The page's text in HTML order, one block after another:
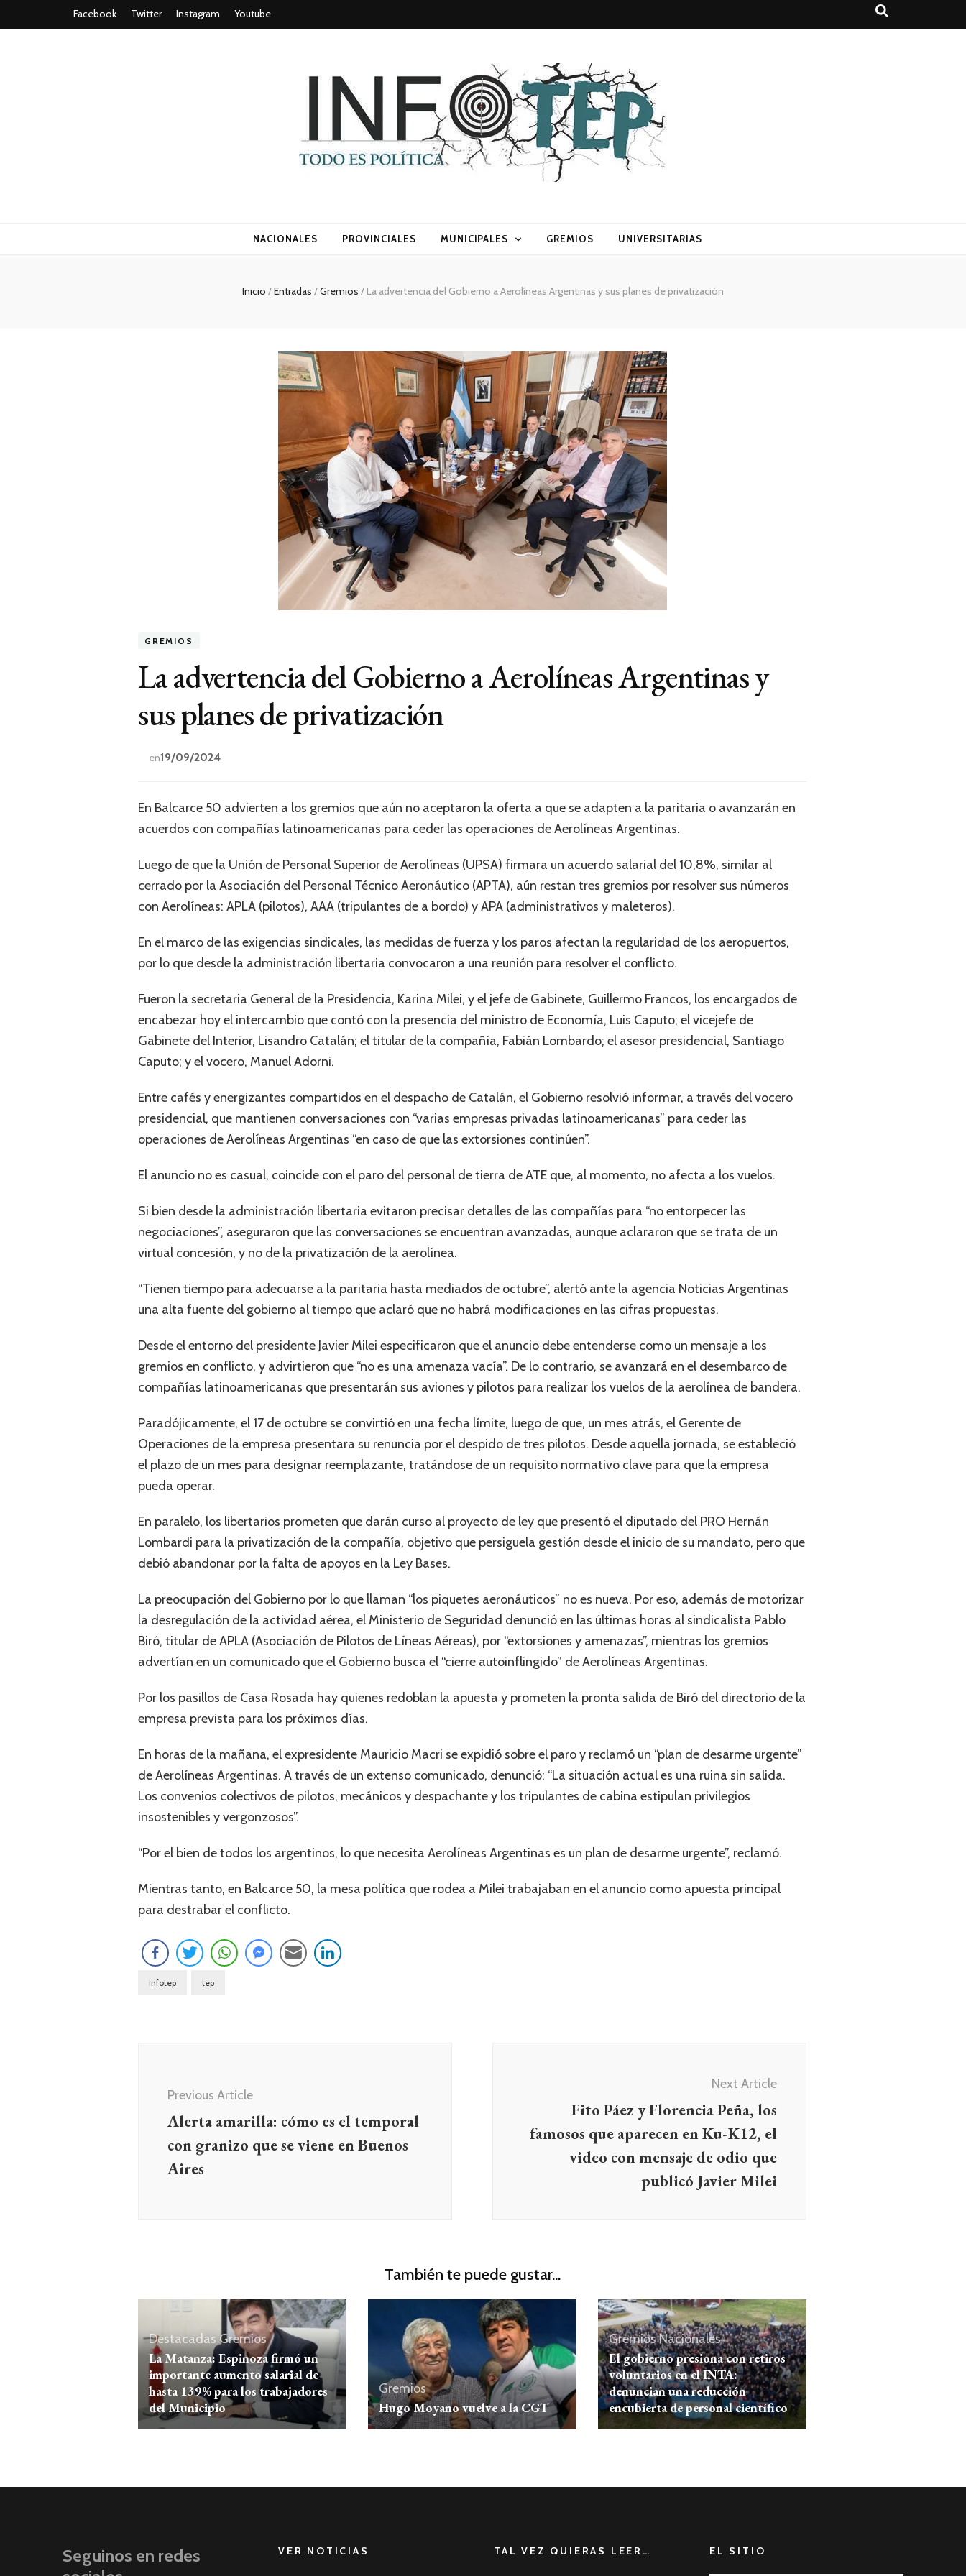
Facebook Twitter Instagram Youtube
Todo es (rosca) política
NACIONALES PROVINCIALES MUNICIPALES GREMIOS UNIVERSITARIAS
Inicio /Entradas /Gremios / La advertencia del Gobierno a Aerolíneas Argentinas y sus planes de privatización
GREMIOS
La advertencia del Gobierno a Aerolíneas Argentinas y
sus planes de privatización
en19/09/2024
En Balcarce 50 advierten a los gremios que aún no aceptaron la oferta a que se adapten a la paritaria o avanzarán en
acuerdos con compañías latinoamericanas para ceder las operaciones de Aerolíneas Argentinas.
Luego de que la Unión de Personal Superior de Aerolíneas (UPSA) firmara un acuerdo salarial del 10,8%, similar al
cerrado por la Asociación del Personal Técnico Aeronáutico (APTA), aún restan tres gremios por resolver sus números
con Aerolíneas: APLA (pilotos), AAA (tripulantes de a bordo) y APA (administrativos y maleteros).
En el marco de las exigencias sindicales, las medidas de fuerza y los paros afectan la regularidad de los aeropuertos,
por lo que desde la administración libertaria convocaron a una reunión para resolver el conflicto.
Fueron la secretaria General de la Presidencia, Karina Milei, y el jefe de Gabinete, Guillermo Francos, los encargados de
encabezar hoy el intercambio que contó con la presencia del ministro de Economía, Luis Caputo; el vicejefe de
Gabinete del Interior, Lisandro Catalán; el titular de la compañía, Fabián Lombardo; el asesor presidencial, Santiago
Caputo; y el vocero, Manuel Adorni.
Entre cafés y energizantes compartidos en el despacho de Catalán, el Gobierno resolvió informar, a través del vocero
presidencial, que mantienen conversaciones con “varias empresas privadas latinoamericanas” para ceder las
operaciones de Aerolíneas Argentinas “en caso de que las extorsiones continúen”.
El anuncio no es casual, coincide con el paro del personal de tierra de ATE que, al momento, no afecta a los vuelos.
Si bien desde la administración libertaria evitaron precisar detalles de las compañías para “no entorpecer las
negociaciones”, aseguraron que las conversaciones se encuentran avanzadas, aunque aclararon que se trata de un
virtual concesión, y no de la privatización de la aerolínea.
“Tienen tiempo para adecuarse a la paritaria hasta mediados de octubre”, alertó ante la agencia Noticias Argentinas
una alta fuente del gobierno al tiempo que aclaró que no habrá modificaciones en las cifras propuestas.
Desde el entorno del presidente Javier Milei especificaron que el anuncio debe entenderse como un mensaje a los
gremios en conflicto, y advirtieron que “no es una amenaza vacía”. De lo contrario, se avanzará en el desembarco de
compañías latinoamericanas que presentarán sus aviones y pilotos para realizar los vuelos de la aerolínea de bandera.
Paradójicamente, el 17 de octubre se convirtió en una fecha límite, luego de que, un mes atrás, el Gerente de
Operaciones de la empresa presentara su renuncia por el despido de tres pilotos. Desde aquella jornada, se estableció
el plazo de un mes para designar reemplazante, tratándose de un requisito normativo clave para que la empresa
pueda operar.
En paralelo, los libertarios prometen que darán curso al proyecto de ley que presentó el diputado del PRO Hernán
Lombardi para la privatización de la compañía, objetivo que persiguela gestión desde el inicio de su mandato, pero que
debió abandonar por la falta de apoyos en la Ley Bases.
La preocupación del Gobierno por lo que llaman “los piquetes aeronáuticos” no es nueva. Por eso, además de motorizar
la desregulación de la actividad aérea, el Ministerio de Seguridad denunció en las últimas horas al sindicalista Pablo
Biró, titular de APLA (Asociación de Pilotos de Líneas Aéreas), por “extorsiones y amenazas”, mientras los gremios
advertían en un comunicado que el Gobierno busca el “cierre autoinflingido” de Aerolíneas Argentinas.
Por los pasillos de Casa Rosada hay quienes redoblan la apuesta y prometen la pronta salida de Biró del directorio de la
empresa prevista para los próximos días.
En horas de la mañana, el expresidente Mauricio Macri se expidió sobre el paro y reclamó un “plan de desarme urgente”
de Aerolíneas Argentinas. A través de un extenso comunicado, denunció: “La situación actual es una ruina sin salida.
Los convenios colectivos de pilotos, mecánicos y despachante y los tripulantes de cabina estipulan privilegios
insostenibles y vergonzosos”.
“Por el bien de todos los argentinos, lo que necesita Aerolíneas Argentinas es un plan de desarme urgente”, reclamó.
Mientras tanto, en Balcarce 50, la mesa política que rodea a Milei trabajaban en el anuncio como apuesta principal
para destrabar el conflicto.
infotep tep
entradas
Previous Article
Alerta amarilla: cómo es el temporal
con granizo que se viene en Buenos
Aires
Next Article
Fito Páez y Florencia Peña, los
famosos que aparecen en Ku-K12, el
video con mensaje de odio que
publicó Javier Milei
También te puede gustar...
DestacadasGremios
La Matanza: Espinoza firmó un
importante aumento salarial de
hasta 139% para los trabajadores
del Municipio
Gremios
Hugo Moyano vuelve a la CGT
GremiosNacionales
El gobierno presiona con retiros
voluntarios en el INTA:
denuncian una reducción
encubierta de personal científico
Seguinos en redes
VER NOTICIAS TAL VEZ QUIERAS LEER… EL SITIO